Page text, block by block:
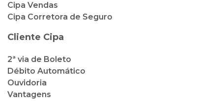
Cipa Vendas
Cipa Corretora de Seguro
Cliente Cipa
2ª via de Boleto
Débito Automático
Ouvidoria
Vantagens